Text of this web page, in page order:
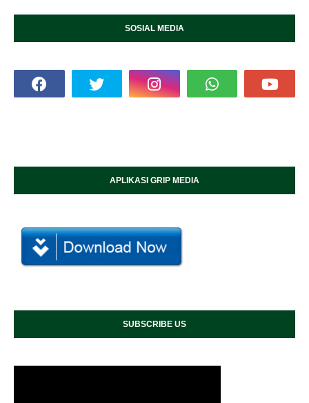
SOSIAL MEDIA
APLIKASI GRIP MEDIA
SUBSCRIBE US